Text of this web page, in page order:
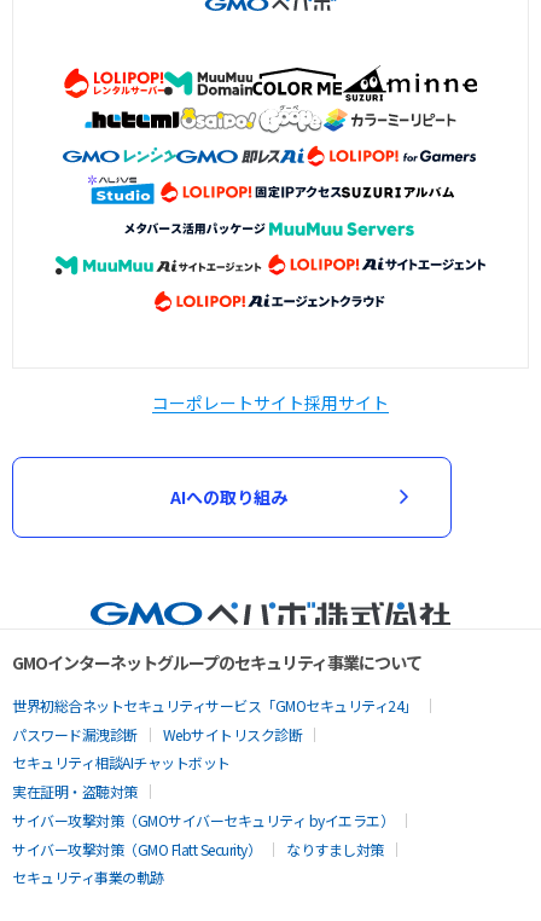
コーポレートサイト採用サイト
AIへの取り組み
GMOインターネットグループのセキュリティ事業について
世界初総合ネットセキュリティサービス「GMOセキュリティ24」
パスワード漏洩診断
Webサイトリスク診断
セキュリティ相談AIチャットボット
実在証明・盗聴対策
サイバー攻撃対策（GMOサイバーセキュリティ byイエラエ）
サイバー攻撃対策（GMO Flatt Security）
なりすまし対策
セキュリティ事業の軌跡